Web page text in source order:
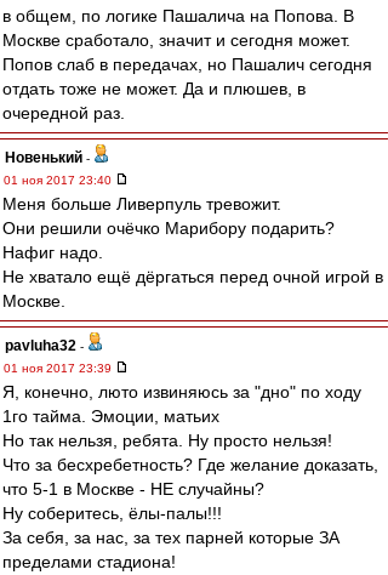
в общем, по логике Пашалича на Попова. В
Москве сработало, значит и сегодня может.
Попов слаб в передачах, но Пашалич сегодня
отдать тоже не может. Да и плюшев, в
очередной раз.
Новенький -
01 ноя 2017 23:40
Меня больше Ливерпуль тревожит.
Они решили очёчко Марибору подарить?
Нафиг надо.
Не хватало ещё дёргаться перед очной игрой в
Москве.
pavluha32 -
01 ноя 2017 23:39
Я, конечно, люто извиняюсь за "дно" по ходу
1го тайма. Эмоции, матьих
Но так нельзя, ребята. Ну просто нельзя!
Что за бесхребетность? Где желание доказать,
что 5-1 в Москве - НЕ случайны?
Ну соберитесь, ёлы-палы!!!
За себя, за нас, за тех парней которые ЗА
пределами стадиона!